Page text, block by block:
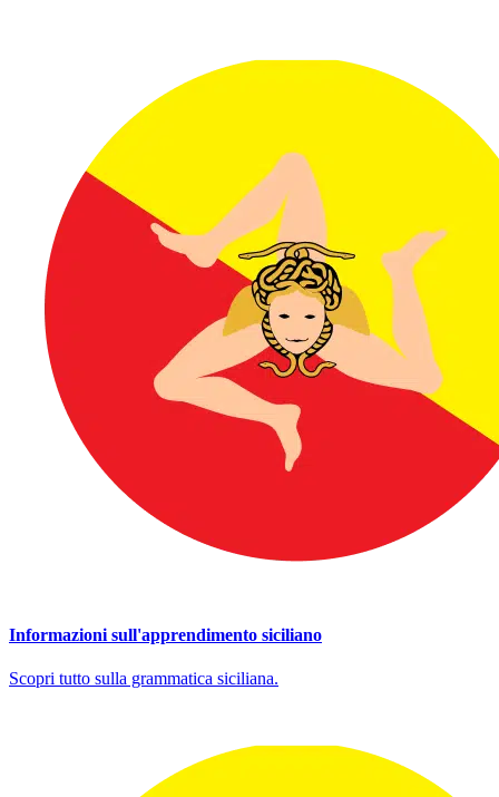
Informazioni sull'apprendimento siciliano
Scopri tutto sulla grammatica siciliana.